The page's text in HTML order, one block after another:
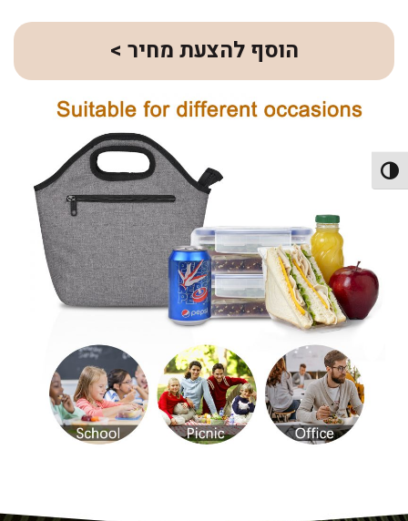
הפעל/כבה ניגודיות גבוהה
הוסף להצעת מחיר >